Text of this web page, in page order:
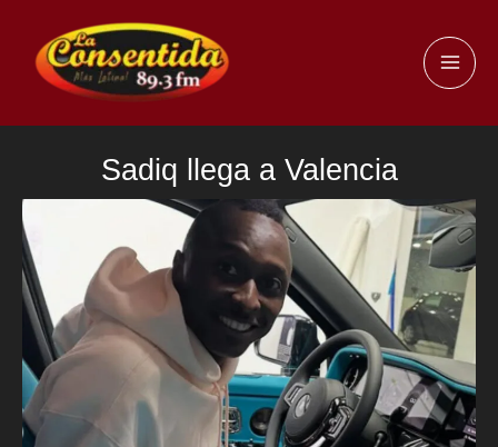
contenido
Sadiq llega a Valencia